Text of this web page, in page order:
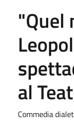
"Quel
al
Commedia